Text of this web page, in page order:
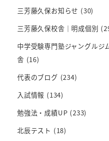
三芳藤久保お知らせ (30)
三芳藤久保校舎｜明成個別
中学受験専門塾ジャングル
舎 (16)
代表のブログ (234)
入試情報 (134)
勉強法・成績UP (233)
北辰テスト (18)